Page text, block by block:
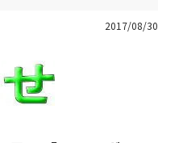
2017/08/30